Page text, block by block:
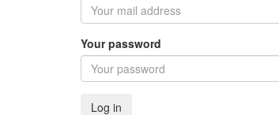
Your password